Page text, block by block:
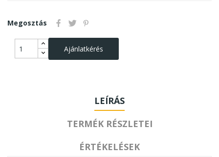
Megosztás
Ajánlatkérés
LEÍRÁS
TERMÉK RÉSZLETEI
ÉRTÉKELÉSEK